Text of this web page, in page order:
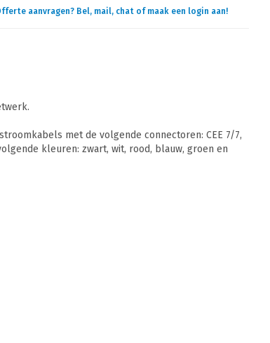
aanvragen? Bel, mail, chat of maak een login aan!
met de volgende connectoren: CEE 7/7,
kleuren: zwart, wit, rood, blauw, groen en